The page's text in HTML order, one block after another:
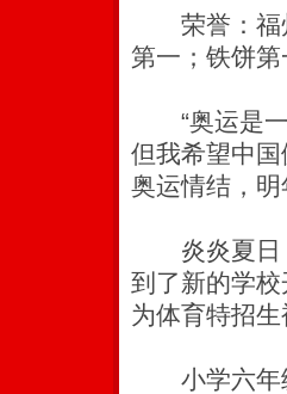
荣誉：福州
第一；铁饼
“奥运是一
但我希望中
奥运情结，
炎炎夏日，
到了新的学
为体育特招生
小学六年级